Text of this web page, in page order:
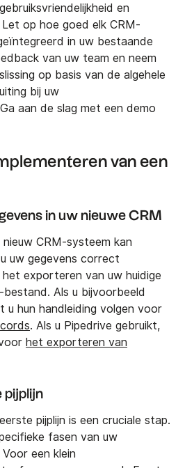
en
op hoe goed elk CRM-
in uw bestaande
van uw team en neem
op basis van de algehele
bij uw
aan de slag met een demo
van een
in uw nieuwe CRM
CRM-systeem kan
uw gegevens correct
exporteren van uw huidige
bestand. Als u bijvoorbeeld
u hun handleiding volgen voor
. Als u Pipedrive gebruikt,
het exporteren van
pijplijn
pijplijn is een cruciale stap.
fasen van uw
een klein